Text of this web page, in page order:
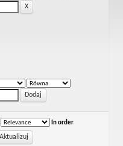
In order